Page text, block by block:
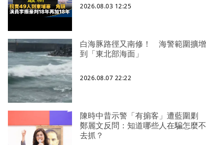
2026.08.03 12:25
白海豚路徑又南修！ 海警範圍擴增
到「東北部海面」
2026.08.07 22:22
陳時中昔示警「有掮客」遭藍圍剿
鄭麗文反問：知道哪些人在騙怎麼不
去抓？